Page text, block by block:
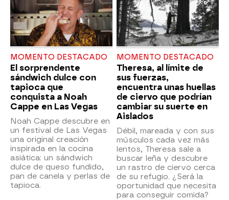
MOMENTO DESTACADO
El sorprendente
sándwich dulce con
tapioca que
conquista a Noah
Cappe en Las Vegas
Noah Cappe descubre en
un festival de Las Vegas
una original creación
inspirada en la cocina
asiática: un sándwich
dulce de queso fundido,
pan de canela y perlas de
tapioca.
MOMENTO DESTACADO
Theresa, al límite de
sus fuerzas,
encuentra unas huellas
de ciervo que podrían
cambiar su suerte en
Aislados
Débil, mareada y con sus
músculos cada vez más
lentos, Theresa sale a
buscar leña y descubre
un rastro de ciervo cerca
de su refugio. ¿Será la
oportunidad que necesita
para conseguir comida?